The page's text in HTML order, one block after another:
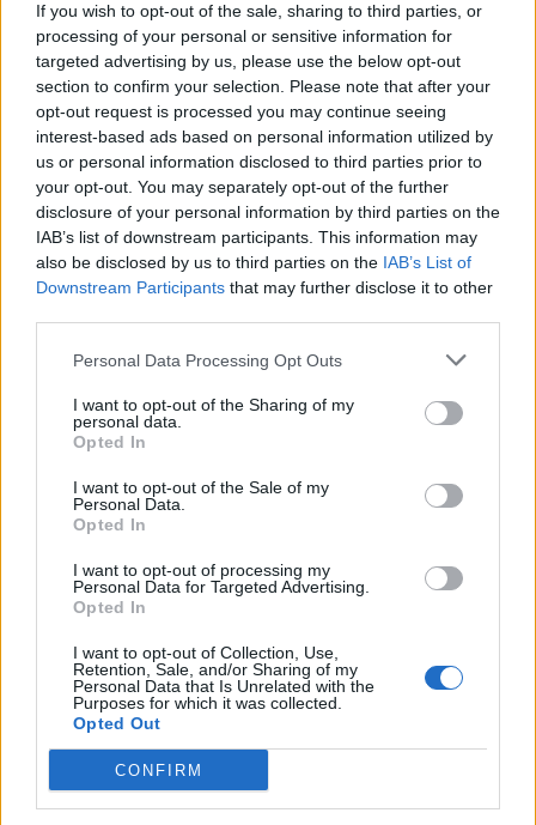
If you wish to opt-out of the sale, sharing to third parties, or
processing of your personal or sensitive information for
targeted advertising by us, please use the below opt-out
section to confirm your selection. Please note that after your
opt-out request is processed you may continue seeing
interest-based ads based on personal information utilized by
us or personal information disclosed to third parties prior to
your opt-out. You may separately opt-out of the further
disclosure of your personal information by third parties on the
IAB’s list of downstream participants. This information may
also be disclosed by us to third parties on the IAB’s List of
Downstream Participants that may further disclose it to other
Personal Data Processing Opt Outs
I want to opt-out of the Sharing of my
personal data.
Opted In
I want to opt-out of the Sale of my
Personal Data.
Opted In
I want to opt-out of processing my
Personal Data for Targeted Advertising.
Opted In
I want to opt-out of Collection, Use,
Retention, Sale, and/or Sharing of my
Personal Data that Is Unrelated with the
Purposes for which it was collected.
Opted Out
CONFIRM
Forța Dreptei (L. Orban)
PNȚMM
REPER
SENS
SOS (Șoșoacă)
POT (Gavrilă)
PACE (Peia)
Acțiunea Conservatoare (Târziu)
PNCR (Terheș)
Partidul Patrioților (Surugiu)
FAR (Coarnă)
România pe Primul Loc (Ponta)
Altul
Arată rezultatele
Arhiva sondajelor